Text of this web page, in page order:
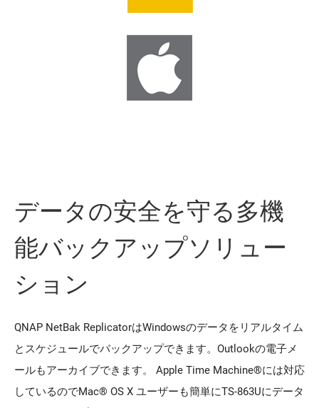
データの安全を守る多機
能バックアップソリュー
ション
QNAP NetBak ReplicatorはWindowsのデータをリアルタイム
とスケジュールでバックアップできます。Outlookの電子メ
ールもアーカイブできます。 Apple Time Machine®には対応
しているのでMac® OS X ユーザーも簡単にTS-863Uにデータ